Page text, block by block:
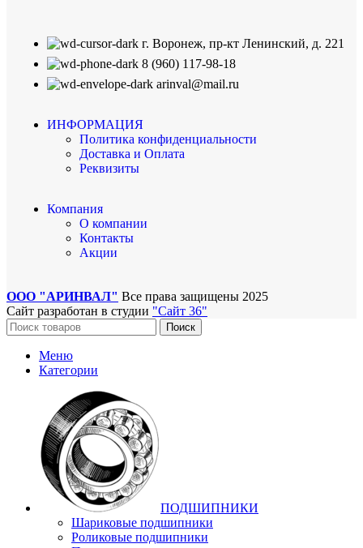
г. Воронеж, пр-кт Ленинский, д. 221
8 (960) 117-98-18
arinval@mail.ru
ИНФОРМАЦИЯ
Политика конфиденциальности
Доставка и Оплата
Реквизиты
Компания
О компании
Контакты
Акции
ООО "АРИНВАЛ" Все права защищены 2025
Сайт разработан в студии "Сайт 36"
Поиск
Меню
Категории
ПОДШИПНИКИ
Шариковые подшипники
Роликовые подшипники